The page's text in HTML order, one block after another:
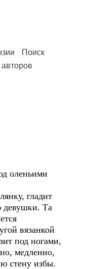
Поиск
оленьими
гладит
девушки. Та
вязанкой
под ногами,
медленно,
стену избы.